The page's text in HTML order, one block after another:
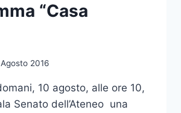
“Casa
2016
10 agosto, alle ore 10,
Senato dell’Ateneo una